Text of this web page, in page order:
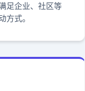
足企业、社区等
方式。